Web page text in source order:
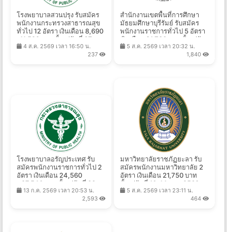
โรงพยาบาลสวนปรุง รับสมัคร
พนักงานกระทรวงสาธารณสุข
ทั่วไป 12 อัตรา เงินเดือน 8,690
-11,500 บาท ตั้งแต่วันที่ 27
ก.ค. - 14 ส.ค. 2569
4 ส.ค. 2569 เวลา 16:50 น.
237
สำนักงานเขตพื้นที่การศึกษา
มัธยมศึกษาบุรีรัมย์ รับสมัคร
พนักงานราชการทั่วไป 5 อัตรา
เงินเดือน 21,780 บาท ตั้งแต่วัน
ที่ 10-14 ส.ค. 2569
5 ส.ค. 2569 เวลา 20:32 น.
1,840
โรงพยาบาลอรัญประเทศ รับ
สมัครพนักงานราชการทั่วไป 2
อัตรา เงินเดือน 24,560
- 27,540 บาท ตั้งแต่วันที่ 22
ก.ค. - 21 ส.ค. 2569
13 ก.ค. 2569 เวลา 20:53 น.
2,593
มหาวิทยาลัยราชภัฏยะลา รับ
สมัครพนักงานมหาวิทยาลัย 2
อัตรา เงินเดือน 21,750 บาท
ตั้งแต่วันที่ 10-14 ส.ค. 2569
5 ส.ค. 2569 เวลา 23:11 น.
464